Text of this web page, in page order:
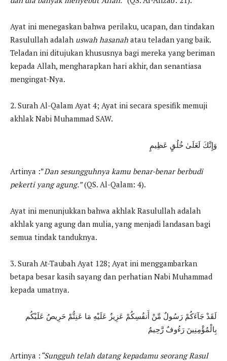
Ayat ini menegaskan bahwa perilaku, ucapan, dan tindakan
Rasulullah adalah uswah hasanah atau teladan yang baik.
Teladan ini ditujukan khususnya bagi mereka yang beriman
kepada Allah, mengharapkan hari akhir, dan senantiasa
mengingat-Nya.
2. Surah Al-Qalam Ayat 4; Ayat ini secara spesifik memuji
akhlak Nabi Muhammad SAW.
وَإِنَّكَ لَعَلَىٰ خُلُقٍ عَظِيمٍ
Artinya :”Dan sesungguhnya kamu benar-benar berbudi
pekerti yang agung.”(QS. Al-Qalam: 4).
Ayat ini menunjukkan bahwa akhlak Rasulullah adalah
akhlak yang agung dan mulia, yang menjadi landasan bagi
semua tindak tanduknya.
3. Surah At-Taubah Ayat 128; Ayat ini menggambarkan
betapa besar kasih sayang dan perhatian Nabi Muhammad
kepada umatnya.
لَقَدْ جَآءَكُمْ رَسُولٌ مِّنْ أَنفُسِكُمْ عَزِيزٌ عَلَيْهِ مَا عَنِتُّمْ حَرِيصٌ عَلَيْكُم
بِالْمُؤْمِنِينَ رَءُوفٌ رَّحِيمٌ
Artinya : “Sungguh telah datang kepadamu seorang Rasul